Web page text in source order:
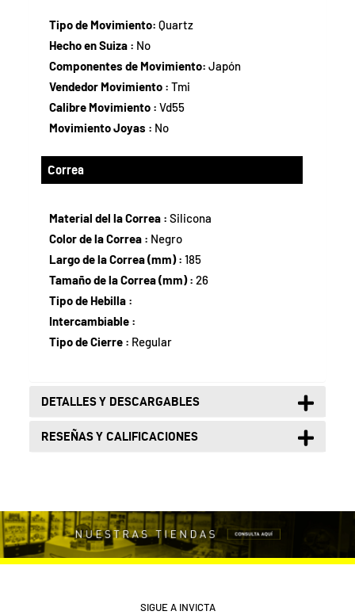
Tipo de Movimiento:Quartz
Hecho en Suiza : No
Componentes de Movimiento:Japón
Vendedor Movimiento :Tmi
Calibre Movimiento :Vd55
Movimiento Joyas : No
Correa
Material del la Correa :Silicona
Color de la Correa : Negro
Largo de la Correa (mm) :185
Tamaño de la Correa (mm) :26
Tipo de Hebilla :
Intercambiable :
Tipo de Cierre : Regular
DETALLES Y DESCARGABLES
RESEÑAS Y CALIFICACIONES
SIGUE A INVICTA